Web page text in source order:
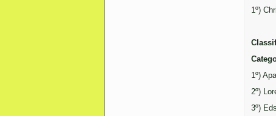
1º)
1º)
2º)
3º)